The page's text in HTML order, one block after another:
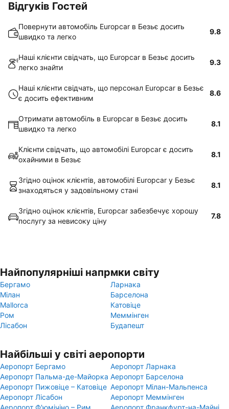
Відгуків Гостей
Повернути автомобіль Europcar в Безьє досить
швидко та легко
9.8
Наші клієнти свідчать, що Europcar в Безьє досить
легко знайти
9.3
Наші клієнти свідчать, що персонал Europcar в Безьє
є досить ефективним
8.6
Отримати автомобіль в Europcar в Безьє досить
швидко та легко
8.1
Клієнти свідчать, що автомобілі Europcar є досить
охайними в Безьє
8.1
Згідно оцінок клієнтів, автомобілі Europcar у Безьє
знаходяться у задовільному стані
8.1
Згідно оцінок клієнтів, Europcar забезбечує хорошу
послугу за невисоку ціну
7.8
Найпопулярніші напрмки світу
Бергамо
Ларнака
Мілан
Барселона
Mallorca
Катовіце
Ром
Меммінген
Лісабон
Будапешт
Найбільші у світі аеропорти
Аеропорт Бергамо
Аеропорт Ларнака
Аеропорт Пальма-де-Майорка Аеропорт Барселона
Аеропорт Пижовіце – Катовіце Аеропорт Мілан-Мальпенса
Аеропорт Лісабон
Аеропорт Меммінген
Аеропорт Ф'юмічіно – Рим
Аеропорт Франкфурт-на-Майні